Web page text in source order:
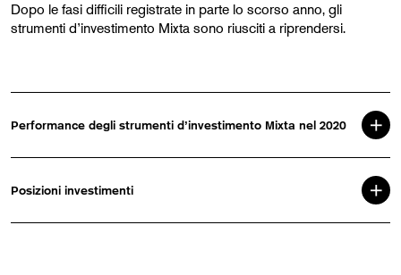
Dopo le fasi difficili registrate in parte lo scorso anno, gli
strumenti d’investimento Mixta sono riusciti a riprendersi.
Performance degli strumenti d’investimento Mixta nel 2020
Posizioni investimenti